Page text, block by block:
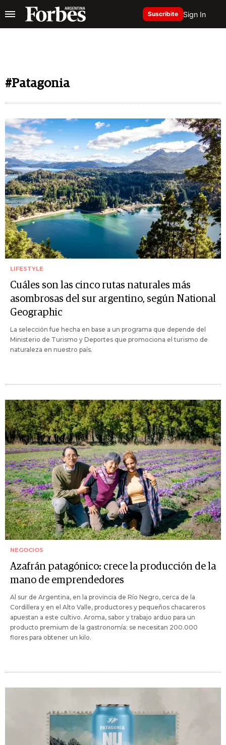
Suscribite Sign In
#Patagonia
LIFESTYLE
Cuáles son las cinco rutas naturales más
asombrosas del sur argentino, según National
Geographic
La selección fue hecha en base a un programa que depende del
Ministerio de Turismo y Deportes que promociona el turismo de
naturaleza en nuestro país.
NEGOCIOS
Azafrán patagónico: crece la producción de la
mano de emprendedores
Al sur de Argentina, en la provincia de Río Negro, cerca de la
Cordillera y en el Alto Valle, productores y pequeños chacareros
apuestan a este cultivo. Aroma, sabor y trabajo arduo para un
producto premium de la gastronomía: se necesitan 200.000
flores para obtener un kilo.